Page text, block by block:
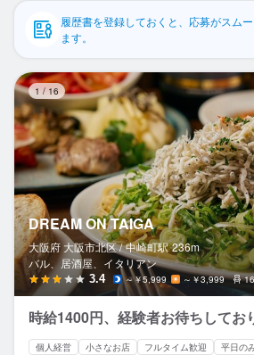
履歴書を登録しておくと、応募がスム
ます。
1 / 16
DREAM ON TAIGA
大阪府 大阪市北区 / 中崎町駅 236m
バル、居酒屋、イタリアン
3.4 ～￥5,999 ～￥3,999
時給1400円、経験者お待ちしてお
個人経営 小さなお店 フルタイム歓迎 平日の